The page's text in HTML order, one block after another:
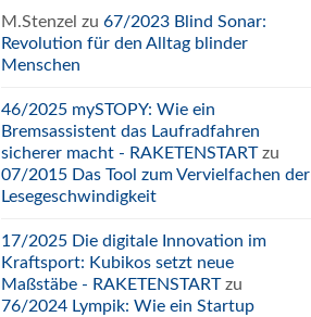
M.Stenzel zu 67/2023 Blind Sonar:
Revolution für den Alltag blinder
Menschen
46/2025 mySTOPY: Wie ein
Bremsassistent das Laufradfahren
sicherer macht - RAKETENSTARTzu
07/2015 Das Tool zum Vervielfachen der
Lesegeschwindigkeit
17/2025 Die digitale Innovation im
Kraftsport: Kubikos setzt neue
Maßstäbe - RAKETENSTARTzu
76/2024 Lympik: Wie ein Startup